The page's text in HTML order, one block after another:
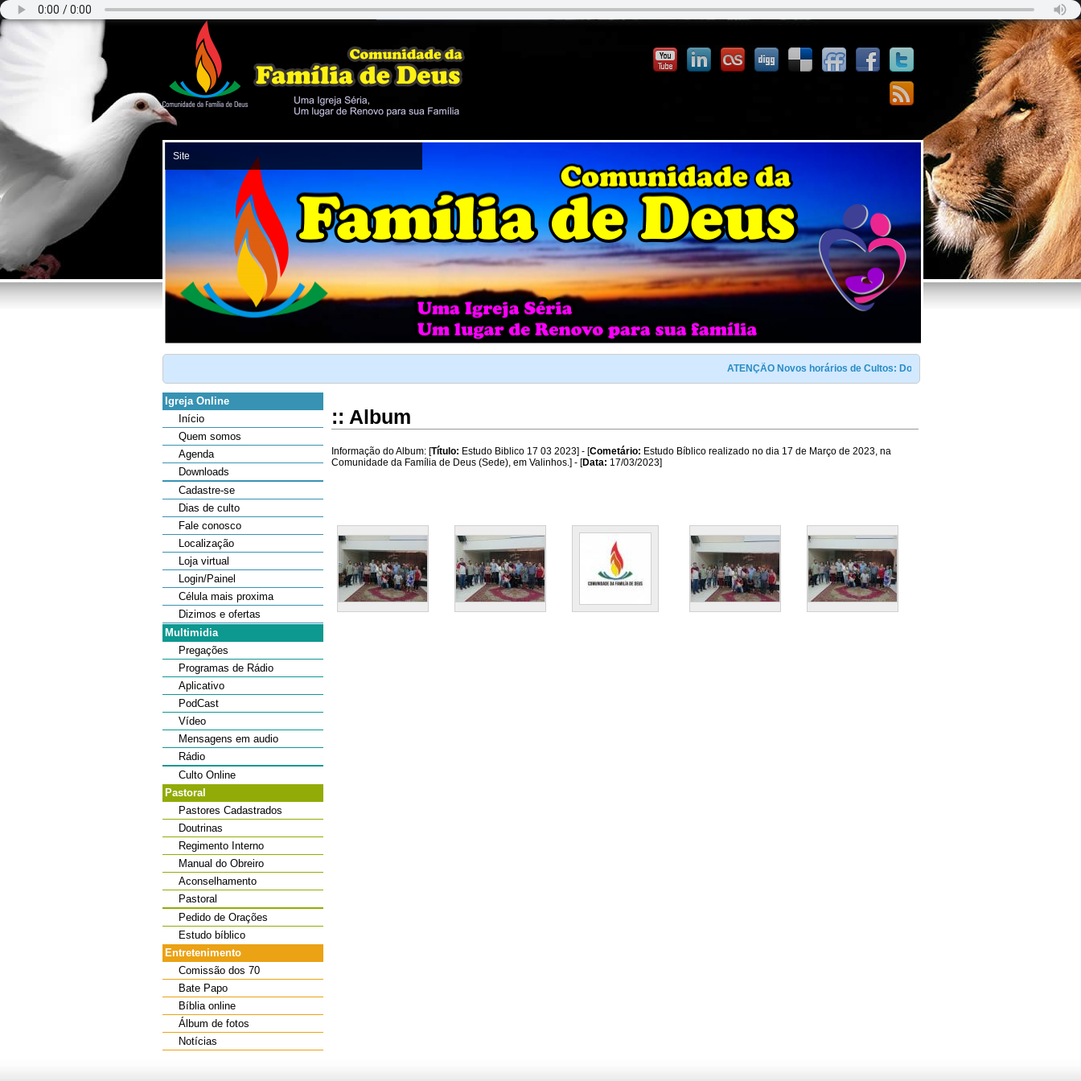
ATENÇÃO Novos horários de Cultos: Domingo ás 09:00 e às 19:00h / Terça
Igreja Online
Início
Quem somos
Agenda
Downloads
Cadastre-se
Dias de culto
Fale conosco
Localização
Loja virtual
Login/Painel
Célula mais proxima
Dizimos e ofertas
Multimidia
Pregações
Programas de Rádio
Aplicativo
PodCast
Vídeo
Mensagens em audio
Rádio
Culto Online
Pastoral
Pastores Cadastrados
Doutrinas
Regimento Interno
Manual do Obreiro
Aconselhamento
Pastoral
Pedido de Orações
Estudo bíblico
Entretenimento
Comissão dos 70
Bate Papo
Bíblia online
Álbum de fotos
Notícias
:: Album
Informação do Album: [Título: Estudo Biblico 17 03 2023] - [Cometário: Estudo Bíblico realizado no dia 17 de Março de 2023, na
Comunidade da Família de Deus (Sede), em Valinhos.] - [Data: 17/03/2023]